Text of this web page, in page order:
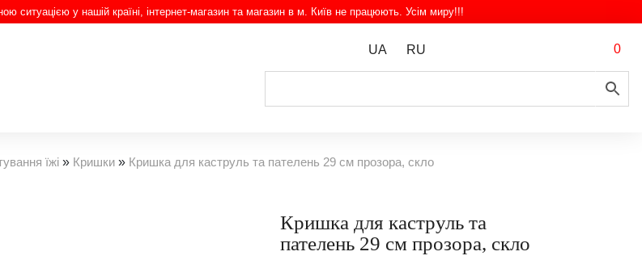
ситуацією у нашій країні, інтернет-магазин та магазин в м. Київ не працюють. Усім миру!!!
UA RU 0
їжі » Кришки » Кришка для каструль та пателень 29 см прозора, скло
Кришка для каструль та
пателень 29 см прозора, скло